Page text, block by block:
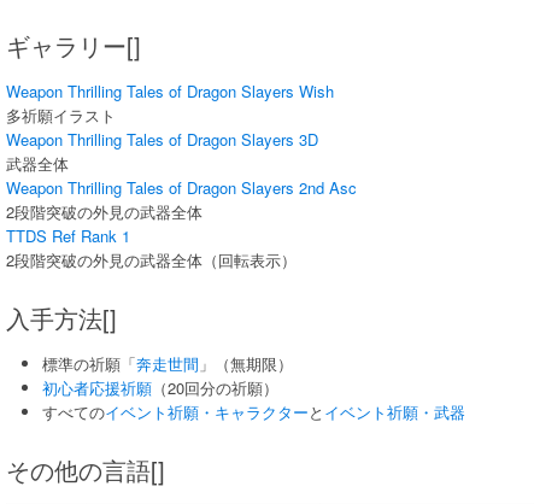
ギャラリー[]
Weapon Thrilling Tales of Dragon Slayers Wish
多祈願イラスト
Weapon Thrilling Tales of Dragon Slayers 3D
武器全体
Weapon Thrilling Tales of Dragon Slayers 2nd Asc
2段階突破の外見の武器全体
TTDS Ref Rank 1
2段階突破の外見の武器全体（回転表示）
入手方法[]
標準の祈願「奔走世間 」（無期限）
初心者応援祈願 （20回分の祈願）
すべてのイベント祈願・キャラクターと イベント祈願・武器
その他の言語[]